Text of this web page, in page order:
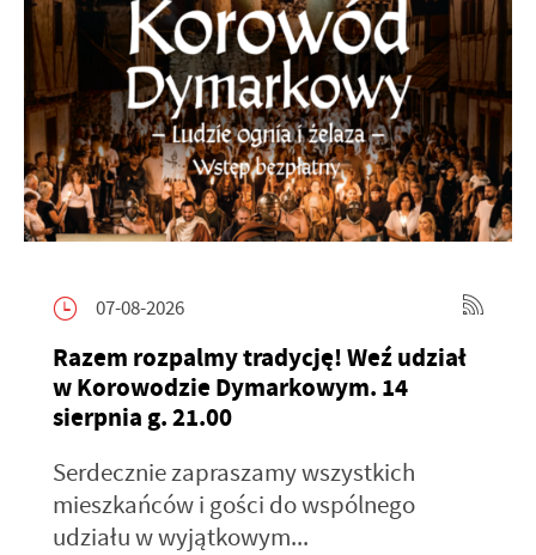
07-08-2026
Razem rozpalmy tradycję! Weź udział
w Korowodzie Dymarkowym. 14
sierpnia g. 21.00
Serdecznie zapraszamy wszystkich
mieszkańców i gości do wspólnego
udziału w wyjątkowym...